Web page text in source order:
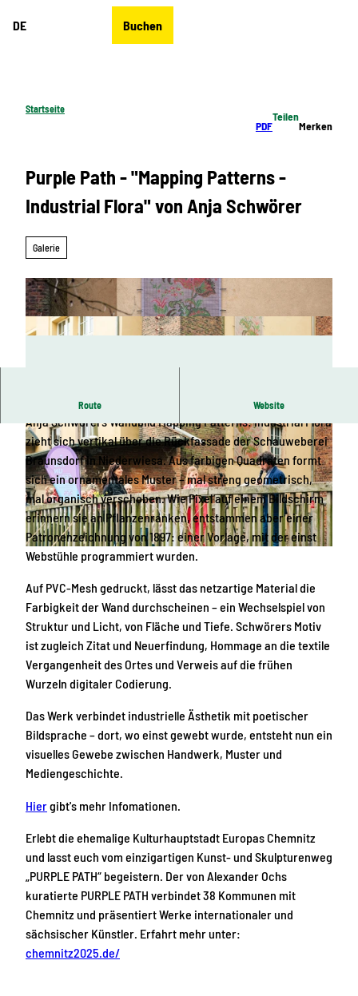
DE Buchen
Startseite
PDF
Teilen
Merken
Purple Path - "Mapping Patterns -
Industrial Flora" von Anja Schwörer
Galerie
© Maurice Weiss, Kulturhauptstadt Europas Chemnitz 2025 gGmbH
© Maurice Weiss, Kulturhauptstadt Europas Chemnitz 2025 gGmbH
Route Website
Textiles Wandmuster zwischen Industrie und Digitalität
Anja Schwörers Wandbild Mapping Patterns: Industrial Flora
zieht sich vertikal über die Rückfassade der Schauweberei
Braunsdorf in Niederwiesa. Aus farbigen Quadraten formt
sich ein ornamentales Muster – mal streng geometrisch,
mal organisch verschoben. Wie Pixel auf einem Bildschirm
erinnern sie an Pflanzenranken, entstammen aber einer
Patronenzeichnung von 1897: einer Vorlage, mit der einst
Webstühle programmiert wurden.
Auf PVC-Mesh gedruckt, lässt das netzartige Material die
Farbigkeit der Wand durchscheinen – ein Wechselspiel von
Struktur und Licht, von Fläche und Tiefe. Schwörers Motiv
ist zugleich Zitat und Neuerfindung, Hommage an die textile
Vergangenheit des Ortes und Verweis auf die frühen
Wurzeln digitaler Codierung.
Das Werk verbindet industrielle Ästhetik mit poetischer
Bildsprache – dort, wo einst gewebt wurde, entsteht nun ein
visuelles Gewebe zwischen Handwerk, Muster und
Mediengeschichte.
Hiergibt's mehr Infomationen.
Erlebt die ehemalige Kulturhauptstadt Europas Chemnitz
und lasst euch vom einzigartigen Kunst- und Skulpturenweg
„PURPLE PATH“ begeistern. Der von Alexander Ochs
kuratierte PURPLE PATH verbindet 38 Kommunen mit
Chemnitz und präsentiert Werke internationaler und
sächsischer Künstler. Erfahrt mehr unter:
chemnitz2025.de/